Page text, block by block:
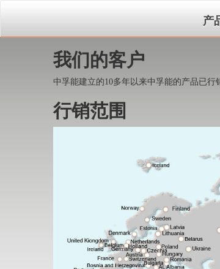
产
我们的客户
中孚能建立的10多年以来中孚能的产品已
行销范围